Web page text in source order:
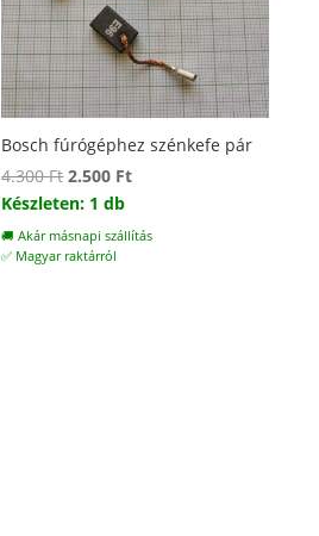
Bosch fúrógéphez szénkefe pár
4.300FtOriginal
price
was:
4.300 Ft.
2.500 FtCurrent
is:
Készleten: 1 db
🚚 Akár másnapi szállítás
✅ Magyar raktárról